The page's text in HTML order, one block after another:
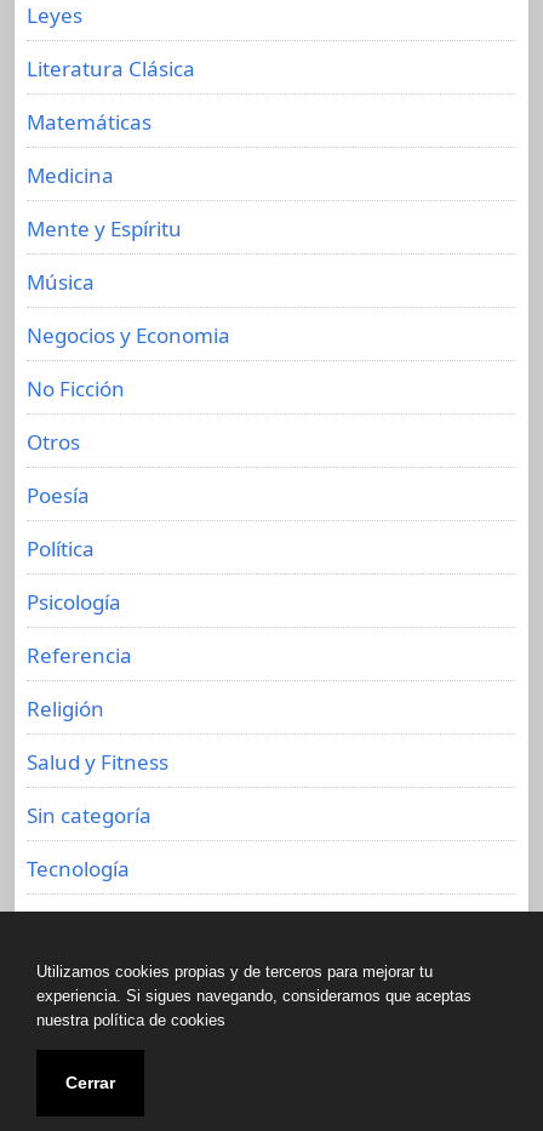
Leyes
Literatura Clásica
Matemáticas
Medicina
Mente y Espíritu
Música
Negocios y Economia
No Ficción
Otros
Poesía
Política
Psicología
Referencia
Religión
Salud y Fitness
Sin categoría
Tecnología
Copyright © All rights reserved.
Biblioteca de libros olvidados 2020
Utilizamos cookies propias y de terceros para mejorar tu
experiencia. Si sigues navegando, consideramos que aceptas
nuestra política de cookies
Cerrar